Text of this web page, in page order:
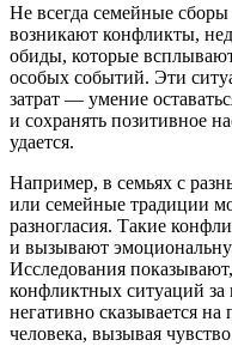
Не всегда семейные
возникают конфликты,
обиды, которые
особых событий. Эти
затрат — умение
и сохранять позитивное
удается.
Например, в семьях с
или семейные традиции
разногласия. Такие
и вызывают
Исследования
конфликтных ситуаций
негативно сказывается
человека, вызывая